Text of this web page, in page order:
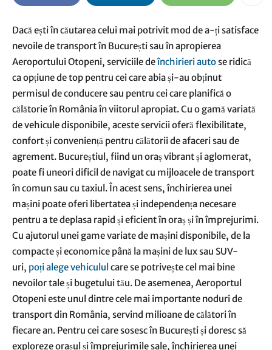
Dacă ești în căutarea celui mai potrivit mod de a-ți satisface
nevoile de transport în București sau în apropierea
Aeroportului Otopeni, serviciile deînchirieri autose ridică
ca opțiune de top pentru cei care abia și-au obținut
permisul de conducere sau pentru cei care planifică o
călătorie în România în viitorul apropiat. Cu o gamă variată
de vehicule disponibile, aceste servicii oferă flexibilitate,
confort și conveniență pentru călătorii de afaceri sau de
agrement. Bucureștiul, fiind un oraș vibrant și aglomerat,
poate fi uneori dificil de navigat cu mijloacele de transport
în comun sau cu taxiul. În acest sens, închirierea unei
mașini poate oferi libertatea și independența necesare
pentru a te deplasa rapid și eficient în oraș și în împrejurimi.
Cu ajutorul unei game variate de mașini disponibile, de la
compacte și economice până la mașini de lux sau SUV-
uri, poți alege vehiculul care se potrivește cel mai bine
nevoilor tale și bugetului tău. De asemenea, Aeroportul
Otopeni este unul dintre cele mai importante noduri de
transport din România, servind milioane de călători în
fiecare an. Pentru cei care sosesc în București și doresc să
exploreze orașul și împrejurimile sale, închirierea unei